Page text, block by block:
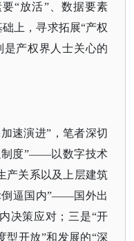
“放活”、数据要素
上，寻求拓展“产权
是产权界人士关心的
速演进”，笔者深切
制度”——以数字技术
产关系以及上层建筑
倒逼国内”——国外出
决策应对；三是“开
型开放”和发展的“深